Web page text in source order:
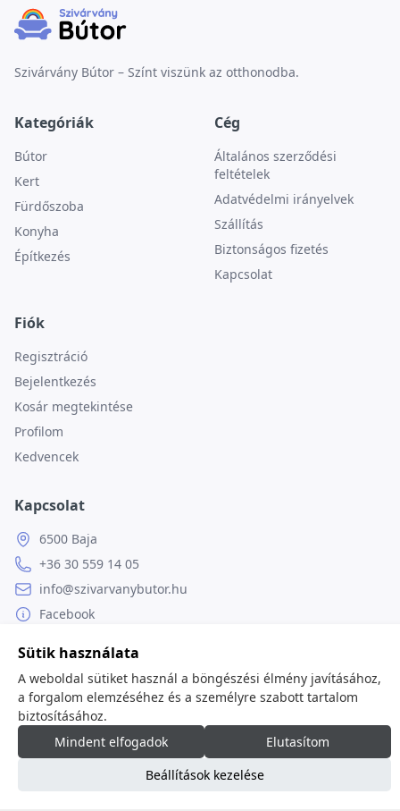
Szivárvány Bútor – Színt viszünk az otthonodba.
Kategóriák
Bútor
Kert
Fürdőszoba
Konyha
Építkezés
Cég
Általános szerződési
feltételek
Adatvédelmi irányelvek
Szállítás
Biztonságos fizetés
Kapcsolat
Fiók
Regisztráció
Bejelentkezés
Kosár megtekintése
Profilom
Kedvencek
Kapcsolat
6500 Baja
+36 30 559 14 05
info@szivarvanybutor.hu
Facebook
© 2026minden jog fenntartva.
Sütik használata
A weboldal sütiket használ a böngészési élmény javításához,
a forgalom elemzéséhez és a személyre szabott tartalom
biztosításához.
Mindent elfogadok
Elutasítom
Beállítások kezelése